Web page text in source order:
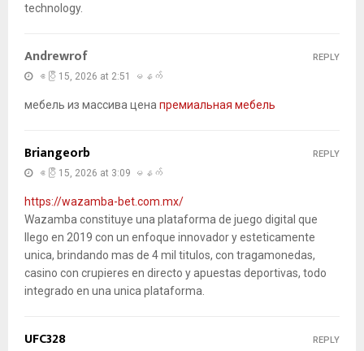
technology.
Andrewrof
ဧပြီ 15, 2026 at 2:51 မနက်
мебель из массива цена премиальная мебель
REPLY
Briangeorb
ဧပြီ 15, 2026 at 3:09 မနက်
https://wazamba-bet.com.mx/
Wazamba constituye una plataforma de juego digital que
llego en 2019 con un enfoque innovador y esteticamente
unica, brindando mas de 4 mil titulos, con tragamonedas,
casino con crupieres en directo y apuestas deportivas, todo
integrado en una unica plataforma.
REPLY
UFC328 REPLY